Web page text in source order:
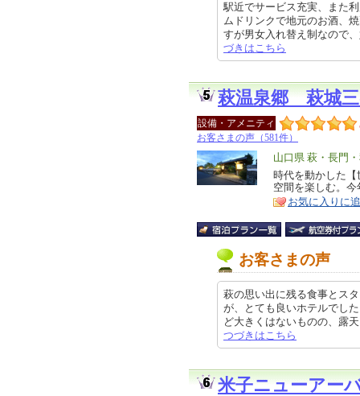
駅近でサービス充実、また
ムドリンクで地元のお酒、
すが男女入れ替え制なので
づきはこちら
萩温泉郷 萩城
設備・アメニティ
お客さまの声（581件）
エ
リ
ア
山口県 萩・長門
特
徴
時代を動かした
空間を楽しむ。
お気に入りに
お客さまの声
萩の思い出に残る食事とス
が、とても良いホテルでし
ど大きくはないものの、露
つづきはこちら
米子ニューアー